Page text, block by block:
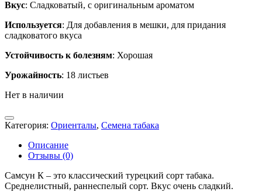
Вкус: Сладковатый, с оригинальным ароматом
Используется: Для добавления в мешки, для придания
сладковатого вкуса
Устойчивость к болезням: Хорошая
Урожайность: 18 листьев
Нет в наличии
Категория: Ориенталы, Семена табака
Описание
Отзывы (0)
Самсун К – это классический турецкий сорт табака.
Среднелистный, раннеспелый сорт. Вкус очень сладкий.